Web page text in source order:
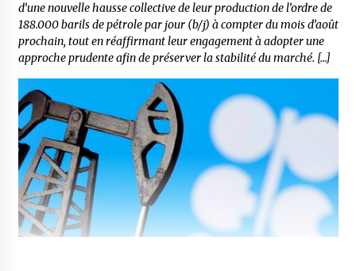
d’une nouvelle hausse collective de leur production de l’ordre de
188.000 barils de pétrole par jour (b/j) à compter du mois d’août
prochain, tout en réaffirmant leur engagement à adopter une
approche prudente afin de préserver la stabilité du marché. […]